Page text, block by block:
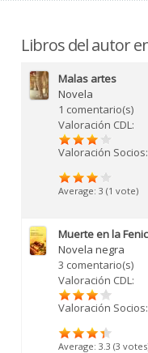
Libros del autor
Malas artes
Novela
1 comentario(s)
Valoración CDL:
Valoración Socios:
Average: 3 (1 vote)
Muerte en la
Novela negra
3 comentario(s)
Valoración CDL:
Valoración Socios:
Average: 3.3 (3